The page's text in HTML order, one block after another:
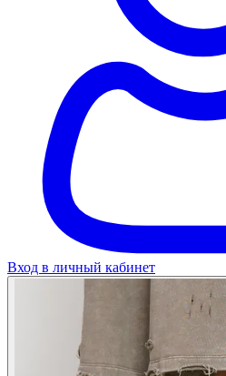
Вход в личный кабинет